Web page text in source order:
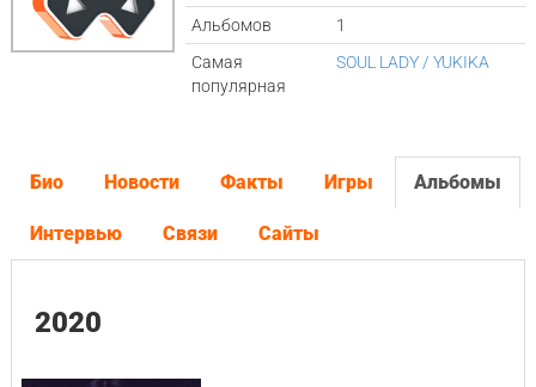
Альбомов
1
Самая
популярная
SOUL LADY / YUKIKA
Био Новости Факты Игры Альбомы
Интервью Связи Сайты
2020